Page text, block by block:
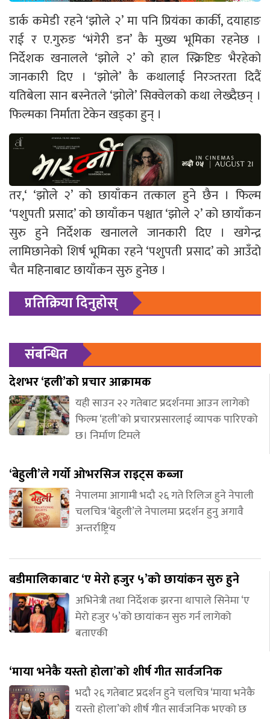
डार्क कमेडी रहने ‘झोले २’ मा पनि प्रियंका कार्की, दयाहाङ
राई र ए.गुरुङ ‘भंगेरी डन’ कै मुख्य भूमिका रहनेछ ।
निर्देशक खनालले ‘झोले २’ को हाल स्क्रिप्टिङ भैरहेको
जानकारी दिए । ‘झोले’ कै कथालाई निरञ्तरता दिदैं
यतिबेला सान बस्नेतले ‘झोले’ सिक्वेलको कथा लेख्दैछन् ।
फिल्मका निर्माता टेकेन खड्का हुन् ।
तर,‘ ‘झोले २’ को छायाँकन तत्काल हुने छैन । फिल्म
‘पशुपती प्रसाद’ को छायाँकन पश्चात ‘झोले २’ को छायाँकन
सुरु हुने निर्देशक खनालले जानकारी दिए । खगेन्द्र
लामिछानेको शिर्ष भूमिका रहने ‘पशुपती प्रसाद’ को आउँदो
चैत महिनाबाट छायाँकन सुरु हुनेछ ।
प्रतिक्रिया दिनुहोस्
संबन्धित
देशभर ‘हली’को प्रचार आक्रामक
यही साउन २२ गतेबाट प्रदर्शनमा आउन लागेको
फिल्म ‘हली’को प्रचारप्रसारलाई व्यापक पारिएको
छ। निर्माण टिमले
‘बेहुली’ले गर्यो ओभरसिज राइट्स कब्जा
नेपालमा आगामी भदौ २६ गते रिलिज हुने नेपाली
चलचित्र ‘बेहुली’ले नेपालमा प्रदर्शन हुनु अगावै
अन्तर्राष्ट्रिय
बडीमालिकाबाट ‘ए मेरो हजुर ५’को छायांकन सुरु हुने
अभिनेत्री तथा निर्देशक झरना थापाले सिनेमा ‘ए
मेरो हजुर ५’को छायांकन सुरु गर्न लागेको
बताएकी
‘माया भनेकै यस्तो होला’को शीर्ष गीत सार्वजनिक
भदौ २६ गतेबाट प्रदर्शन हुने चलचित्र ‘माया भनेकै
यस्तो होला’को शीर्ष गीत सार्वजनिक भएको छ